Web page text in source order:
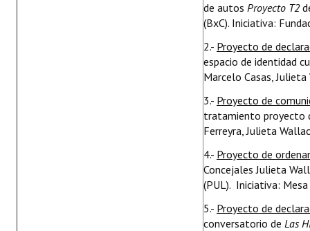
de autos Proyecto T2
(BxC). Iniciativa:
2.- Proyecto de
espacio de identidad
Marcelo Casas,
3.- Proyecto de
tratamiento proyecto
Ferreyra, Julieta
4.- Proyecto de
Concejales Julieta
(PUL). Iniciativa:
5.- Proyecto de
conversatorio de Las